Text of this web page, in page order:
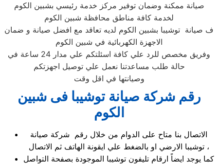
صيانة ممكنة وضمان توفير مركز خدمة رئيسي بشبين الكوم
لخدمة كافة مناطق محافظة شبين الكوم
ف صيانة توشيبا بشبين الكوم لديه تعاقد مع افضل صيانة و ضمان
الاجهزة الكهربائية في شبين الكوم
وفريق مخصص للرد علي كافة اسئلتكم علي مدار 24 ساعة في
حالة طلب مساعدتنا نعمل علي توصيل اجهزتكم
وصيانتها في اقل وقت
رقم شركة صيانة توشيبا فى شبين
الكوم
الاتصال بنا متاح على الدوام من خلال رقم شركة صيانة
توشيبا الارضي او بالضغط علي ايقونة الهاتف ثم الاتصال ،
كما يوجد ايضاً ارقام تليفون توشيبا الموجودة بصفحة التواصل